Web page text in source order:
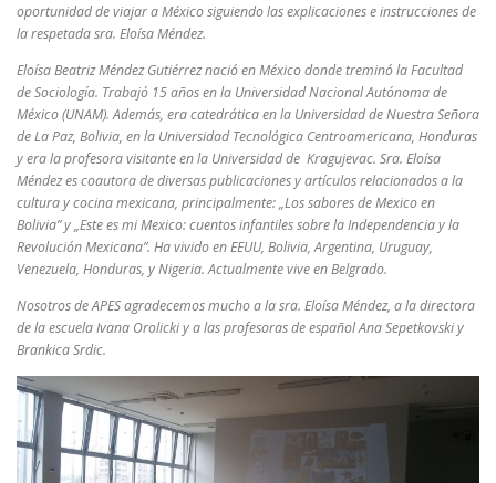
oportunidad de viajar a México siguiendo las explicaciones e instrucciones de
la respetada sra. Eloísa Méndez.
Eloísa Beatriz Méndez Gutiérrez nació en México donde treminó la Facultad
de Sociología. Trabajó 15 años en la Universidad Nacional Autónoma de
México (UNAM). Además, era catedrática en la Universidad de Nuestra Señora
de La Paz, Bolivia, en la Universidad Tecnológica Centroamericana, Honduras
y era la profesora visitante en la Universidad de Kragujevac. Sra. Eloísa
Méndez es coautora de diversas publicaciones y artículos relacionados a la
cultura y cocina mexicana, principalmente: „Los sabores de Mexico en
Bolivia” y „Este es mi Mexico: cuentos infantiles sobre la Independencia y la
Revolución Mexicana”. Ha vivido en EEUU, Bolivia, Argentina, Uruguay,
Venezuela, Honduras, y Nigeria. Actualmente vive en Belgrado.
Nosotros de APES agradecemos mucho a la sra. Eloísa Méndez, a la directora
de la escuela Ivana Orolicki y a las profesoras de español Ana Sepetkovski y
Brankica Srdic.